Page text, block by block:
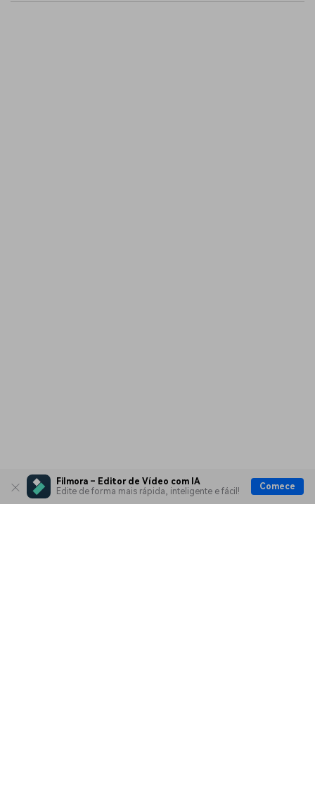
Filmora – Editor de Vídeo com IA
Edite de forma mais rápida, inteligente e fácil!
Comece